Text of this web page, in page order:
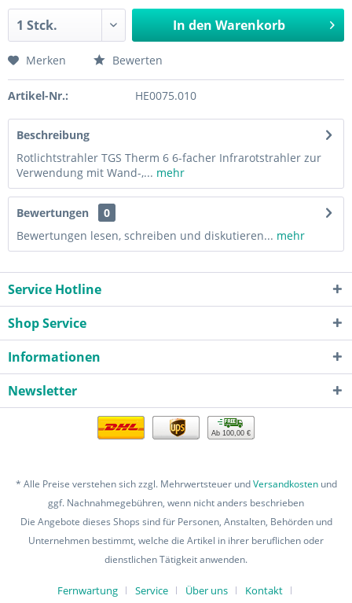
In den Warenkorb
Merken Bewerten
Artikel-Nr.: HE0075.010
Beschreibung
Rotlichtstrahler TGS Therm 6 6-facher Infrarotstrahler zur
Verwendung mit Wand-,... mehr
Bewertungen
0
Bewertungen lesen, schreiben und diskutieren... mehr
Service Hotline
Shop Service
Informationen
Newsletter
Ab 100,00 €
* Alle Preise verstehen sich zzgl. Mehrwertsteuer undVersandkostenund
ggf. Nachnahmegebühren, wenn nicht anders beschrieben
Die Angebote dieses Shops sind für Personen, Anstalten, Behörden und
Unternehmen bestimmt, welche die Artikel in ihrer beruflichen oder
dienstlichen Tätigkeit anwenden.
Fernwartung Service Über uns Kontakt